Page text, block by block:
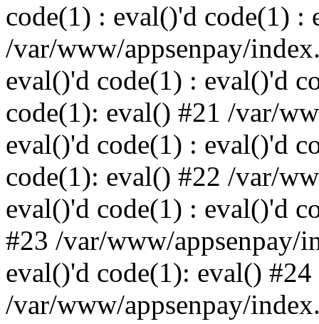
code(1) : eval()'d code(1) :
/var/www/appsenpay/
eval()'d code(1) : eval()'d
code(1): eval() #21 /var/
eval()'d code(1) : eval()'d
code(1): eval() #22 /var/
eval()'d code(1) : eval()'d
#23 /var/www/appsenpay/
eval()'d code(1): eval() #24
/var/www/appsenpay/